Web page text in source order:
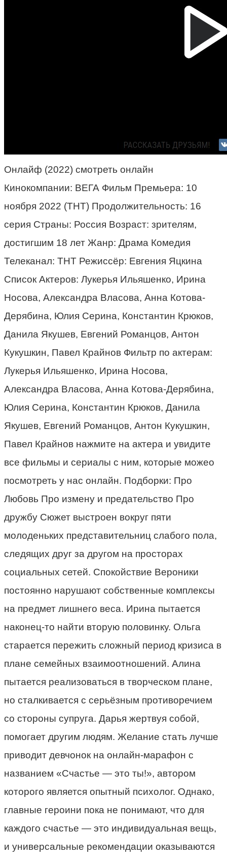
Онлайф (2022) смотреть онлайн
Кинокомпании: ВЕГА Фильм Премьера: 10
ноября 2022 (ТНТ) Продолжительность: 16
серия Страны: Россия Возраст: зрителям,
достигшим 18 лет Жанр: Драма Комедия
Телеканал: ТНТ Режиссёр: Евгения Яцкина
Список Актеров: Лукерья Ильяшенко, Ирина
Носова, Александра Власова, Анна Котова-
Дерябина, Юлия Серина, Константин Крюков,
Данила Якушев, Евгений Романцов, Антон
Кукушкин, Павел Крайнов Фильтр по актерам:
Лукерья Ильяшенко, Ирина Носова,
Александра Власова, Анна Котова-Дерябина,
Юлия Серина, Константин Крюков, Данила
Якушев, Евгений Романцов, Антон Кукушкин,
Павел Крайнов нажмите на актера и увидите
все фильмы и сериалы с ним, которые можео
посмотреть у нас онлайн. Подборки: Про
Любовь Про измену и предательство Про
дружбу Сюжет выстроен вокруг пяти
молоденьких представительниц слабого пола,
следящих друг за другом на просторах
социальных сетей. Спокойствие Вероники
постоянно нарушают собственные комплексы
на предмет лишнего веса. Ирина пытается
наконец-то найти вторую половинку. Ольга
старается пережить сложный период кризиса в
плане семейных взаимоотношений. Алина
пытается реализоваться в творческом плане,
но сталкивается с серьёзным противоречием
со стороны супруга. Дарья жертвуя собой,
помогает другим людям. Желание стать лучше
приводит девчонок на онлайн-марафон с
названием «Счастье — это ты!», автором
которого является опытный психолог. Однако,
главные героини пока не понимают, что для
каждого счастье — это индивидуальная вещь,
и универсальные рекомендации оказываются